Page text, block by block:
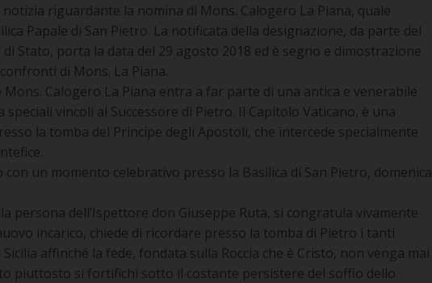
riguardante la nomina di Mons. Calogero La Piana, quale
Papale di San Pietro. La notificata della designazione, da parte del
Stato, porta la data del 29 agosto 2018 ed è segno e dimostrazione
di Mons. La Piana.
Calogero La Piana entra a far parte di una antica e venerabile
vincoli al Successore di Pietro. Il Capitolo Vaticano, è una
la tomba del Principe degli Apostoli, che intercede specialmente
un momento celebrativo presso la Basilica di San Pietro, domenica
persona dell’Ispettore don Giuseppe Ruta, si congratula vivamente
incarico, chiede di ricordare presso la tomba di Pietro i tanti
affinché la fede, fondata sulla Roccia che è Cristo, non venga mai
piuttosto si fortifichi sotto il costante persistere del soffio dello